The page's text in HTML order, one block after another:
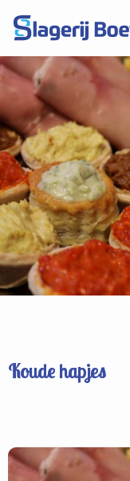
Koude hapjes